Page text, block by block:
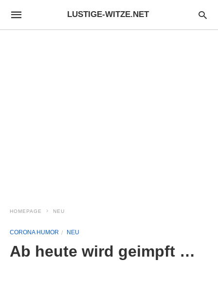
LUSTIGE-WITZE.NET
HOMEPAGE NEU
CORONA HUMOR NEU
Ab heute wird geimpft …